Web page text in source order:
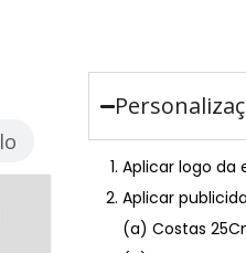
Aplicar logo da
Aplicar
(a) Costas